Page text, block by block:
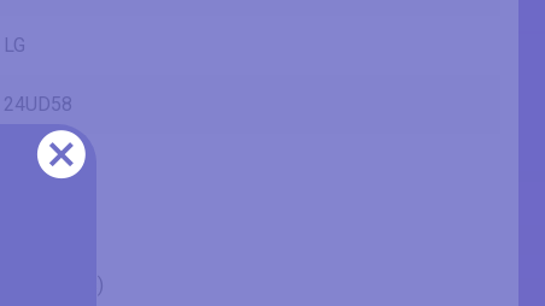
LG
24UD58
24UD58-B
24" (inches)